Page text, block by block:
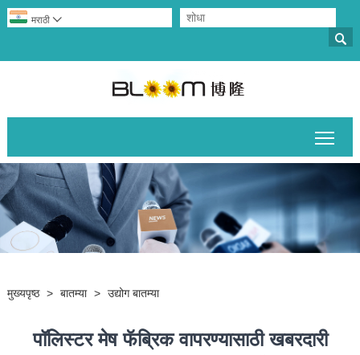

मराठी 
मुख्यपृष्ठ > बातम्या > उद्योग बातम्या
पॉलिस्टर मेष फॅब्रिक वापरण्यासाठी खबरदारी